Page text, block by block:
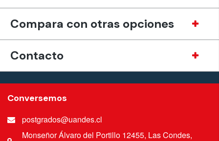
Compara con otras opciones
Contacto
Conversemos
postgrados@uandes.cl
Monseñor Álvaro del Portillo 12455, Las Condes,